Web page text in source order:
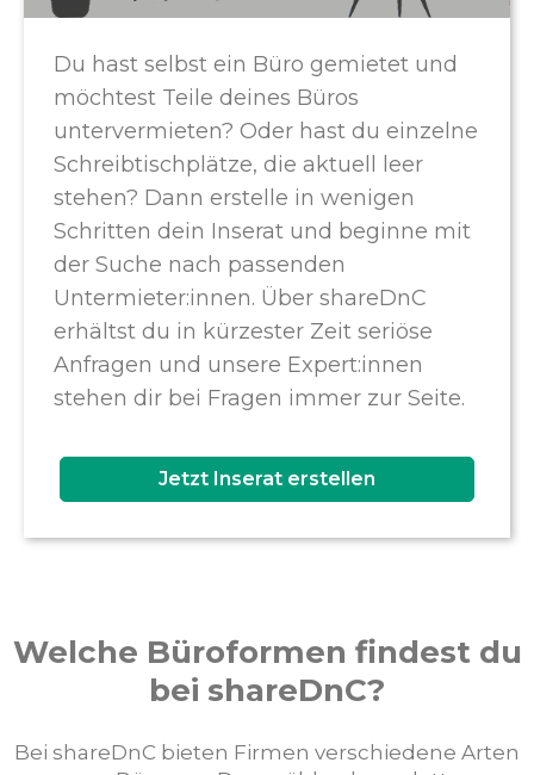
Du hast selbst ein Büro gemietet und
möchtest Teile deines Büros
untervermieten? Oder hast du einzelne
Schreibtischplätze, die aktuell leer
stehen? Dann erstelle in wenigen
Schritten dein Inserat und beginne mit
der Suche nach passenden
Untermieter:innen. Über shareDnC
erhältst du in kürzester Zeit seriöse
Anfragen und unsere Expert:innen
stehen dir bei Fragen immer zur Seite.
Jetzt Inserat erstellen
Welche Büroformen findest du
bei shareDnC?
Bei shareDnC bieten Firmen verschiedene Arten